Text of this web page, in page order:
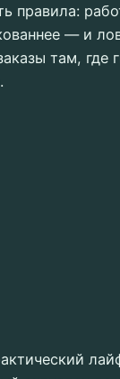
правила:
— и
там, где